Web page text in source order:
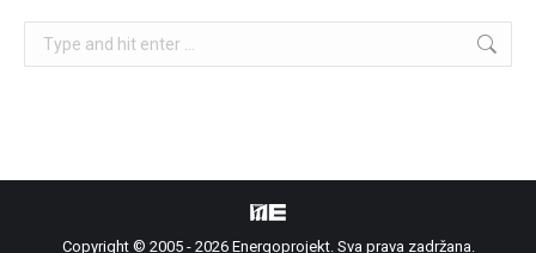
Search:
Copyright © 2005 - 2026 Energoprojekt. Sva prava zadržana.